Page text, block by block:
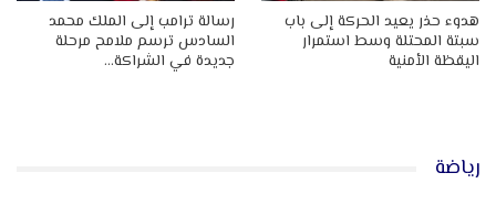
هدوء حذر يعيد الحركة إلى باب
سبتة المحتلة وسط استمرار
اليقظة الأمنية
رسالة ترامب إلى الملك محمد
السادس ترسم ملامح مرحلة
جديدة في الشراكة…
رياضة